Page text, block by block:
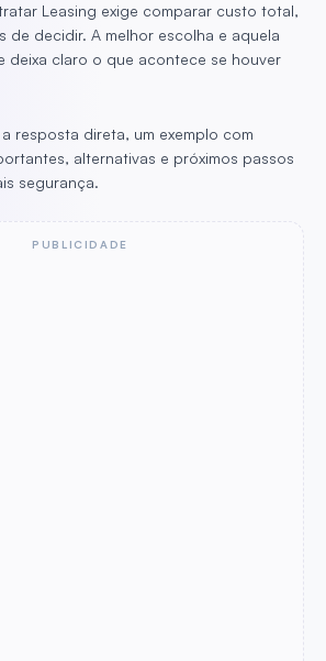
Leasing exige comparar custo total,
de decidir. A melhor escolha e aquela
deixa claro o que acontece se houver
resposta direta, um exemplo com
alternativas e próximos passos
segurança.
PUBLICIDADE